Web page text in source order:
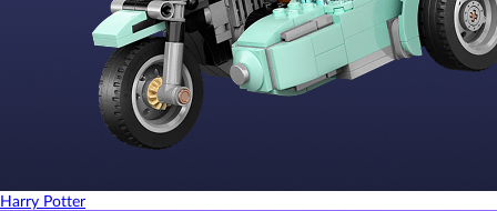
Harry Potter